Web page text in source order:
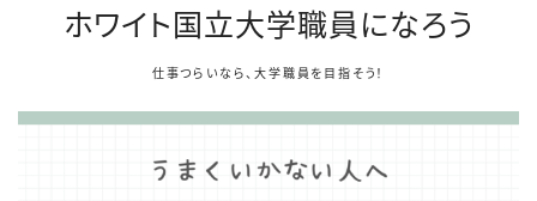
ホワイト国立大学職員になろう
仕事つらいなら、大学職員を目指そう！